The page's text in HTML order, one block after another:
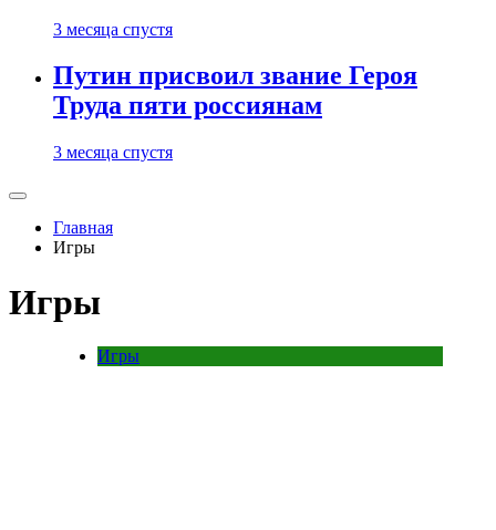
3 месяца спустя
Путин присвоил звание Героя
Труда пяти россиянам
3 месяца спустя
Главная
Игры
Игры
Игры